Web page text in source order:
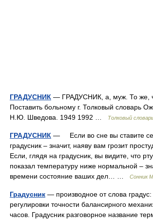
ГРАДУСНИК — ГРАДУСНИК, а, муж. То же,
Поставить больному г. Толковый словарь
Н.Ю. Шведова. 1949 1992 …
Толковый
ГРАДУСНИК — Если во сне вы ставите
градусник – значит, наяву вам грозит
Если, глядя на градусник, вы видите, что
показал температуру ниже нормальной –
времени состояние ваших дел… …
Сонник
Градусник — производное от слова градус:
регулировки точности балансирного
часов. Градусник разговорное название